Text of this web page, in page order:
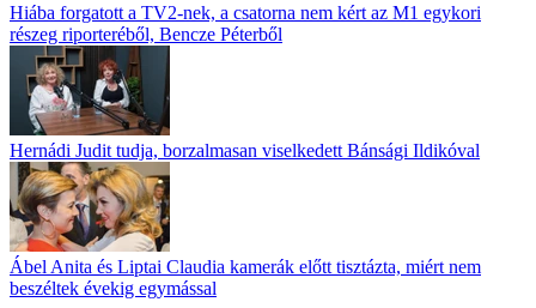
Hiába forgatott a TV2-nek, a csatorna nem kért az M1 egykori
részeg riporteréből, Bencze Péterből
Hernádi Judit tudja, borzalmasan viselkedett Bánsági Ildikóval
Ábel Anita és Liptai Claudia kamerák előtt tisztázta, miért nem
beszéltek évekig egymással